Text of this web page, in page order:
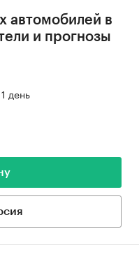
автомобилей в
и прогнозы
день